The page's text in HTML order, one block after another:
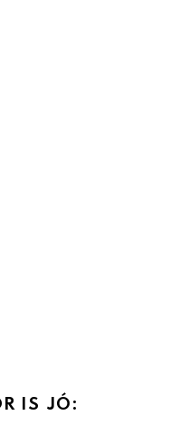
IS JÓ: